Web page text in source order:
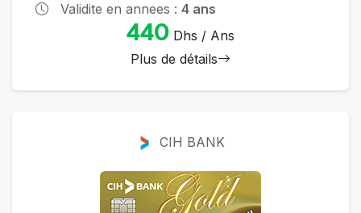
Validite en annees : 4 ans
440 Dhs / Ans
Plus de détails
CIH BANK